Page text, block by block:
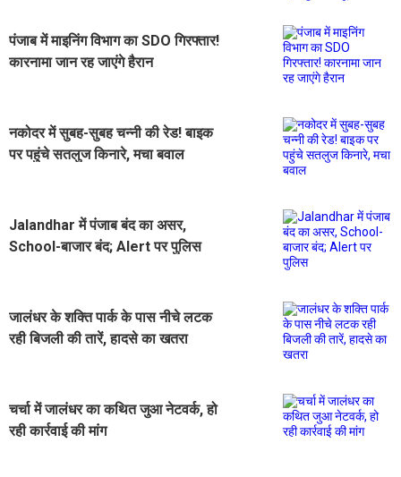
पंजाब में माइनिंग विभाग का SDO गिरफ्तार!
कारनामा जान रह जाएंगे हैरान
नकोदर में सुबह-सुबह चन्नी की रेड! बाइक
पर पहुंचे सतलुज किनारे, मचा बवाल
Jalandhar में पंजाब बंद का असर,
School-बाजार बंद; Alert पर पुलिस
जालंधर के शक्ति पार्क के पास नीचे लटक
रही बिजली की तारें, हादसे का खतरा
चर्चा में जालंधर का कथित जुआ नेटवर्क, हो
रही कार्रवाई की मांग